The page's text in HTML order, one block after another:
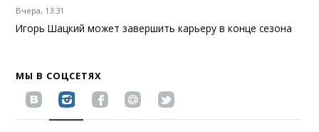
Вчера, 13:31
Игорь Шацкий может завершить карьеру в конце сезона
МЫ В СОЦСЕТЯХ